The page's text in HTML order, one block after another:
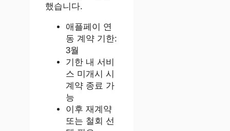
했습니다.
애플페이 연
동 계약 기한:
3월
기한 내 서비
스 미개시 시
계약 종료 가
능
이후 재계약
또는 철회 선